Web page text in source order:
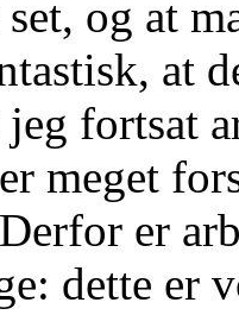
og at
at
fortsat
meget
er
dette er